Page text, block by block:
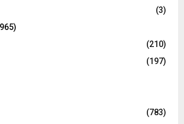
(3)
(210)
(197)
(783)